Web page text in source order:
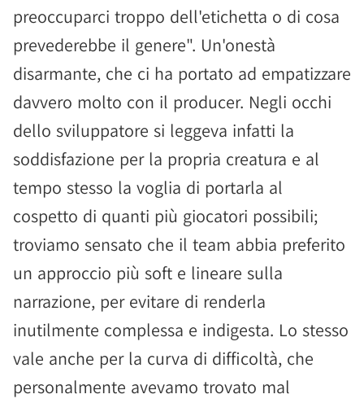
preoccuparci troppo dell'etichetta o di cosa
prevederebbe il genere". Un'onestà
disarmante, che ci ha portato ad empatizzare
davvero molto con il producer. Negli occhi
dello sviluppatore si leggeva infatti la
soddisfazione per la propria creatura e al
tempo stesso la voglia di portarla al
cospetto di quanti più giocatori possibili;
troviamo sensato che il team abbia preferito
un approccio più soft e lineare sulla
narrazione, per evitare di renderla
inutilmente complessa e indigesta. Lo stesso
vale anche per la curva di difficoltà, che
personalmente avevamo trovato mal